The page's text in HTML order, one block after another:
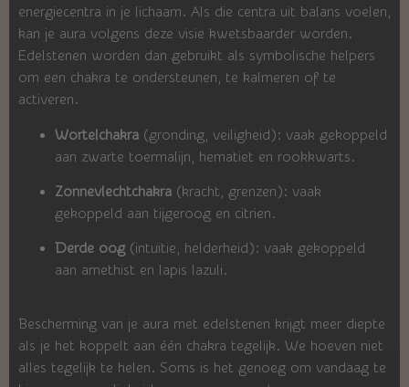
energiecentra in je lichaam. Als die centra uit balans voelen,
kan je aura volgens deze visie kwetsbaarder worden.
Edelstenen worden dan gebruikt als symbolische helpers
om een chakra te ondersteunen, te kalmeren of te
activeren.
Wortelchakra (gronding, veiligheid): vaak gekoppeld
aan zwarte toermalijn, hematiet en rookkwarts.
Zonnevlechtchakra (kracht, grenzen): vaak
gekoppeld aan tijgeroog en citrien.
Derde oog (intuïtie, helderheid): vaak gekoppeld
aan amethist en lapis lazuli.
Bescherming van je aura met edelstenen krijgt meer diepte
als je het koppelt aan één chakra tegelijk. We hoeven niet
alles tegelijk te helen. Soms is het genoeg om vandaag te